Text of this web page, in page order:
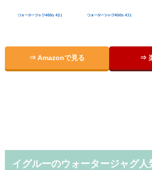
⇒ Amazonで見る ⇒
イグルーのウォータージャグ人